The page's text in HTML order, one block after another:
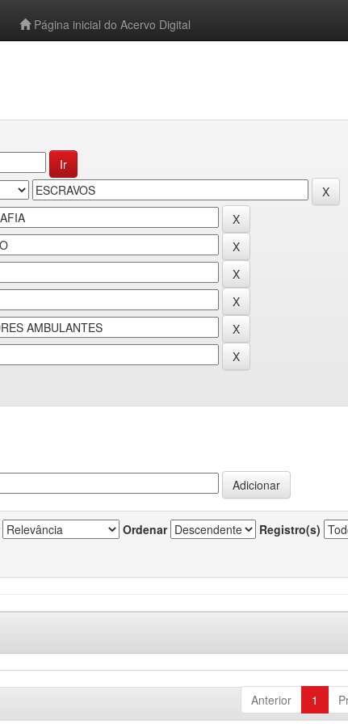
Página inicial do Acervo Digital
Ordenar Registro(s)
Anterior 1